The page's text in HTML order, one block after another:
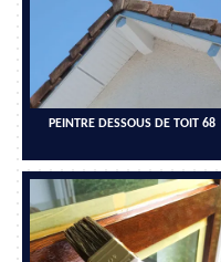
PEINTRE DESSOUS DE TOIT 68